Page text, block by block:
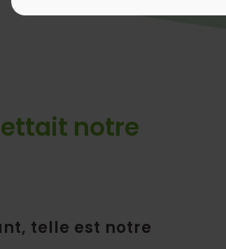
notre
telle est notre